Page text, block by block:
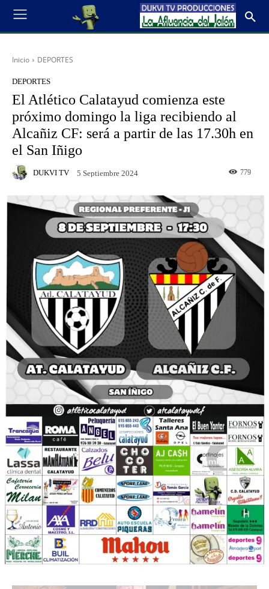
Inicio DEPORTES
DEPORTES
El Atlético Calatayud comienza este
próximo domingo la liga recibiendo al
Alcañiz CF: será a partir de las 17.30h en
el San Iñigo
DUKVI TV 5 Septiembre 2024 779